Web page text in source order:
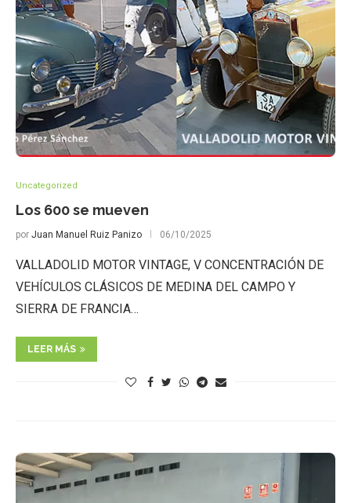
Uncategorized
Los 600 se mueven
por Juan Manuel Ruiz Panizo 06/10/2025
VALLADOLID MOTOR VINTAGE, V CONCENTRACIÓN DE
VEHÍCULOS CLÁSICOS DE MEDINA DEL CAMPO Y
SIERRA DE FRANCIA…
LEER MÁS